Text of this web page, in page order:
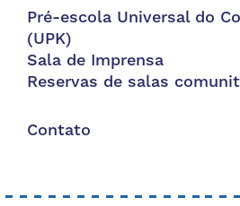
Pré-escola Universal do
(UPK)
Sala de Imprensa
Reservas de salas
Contato